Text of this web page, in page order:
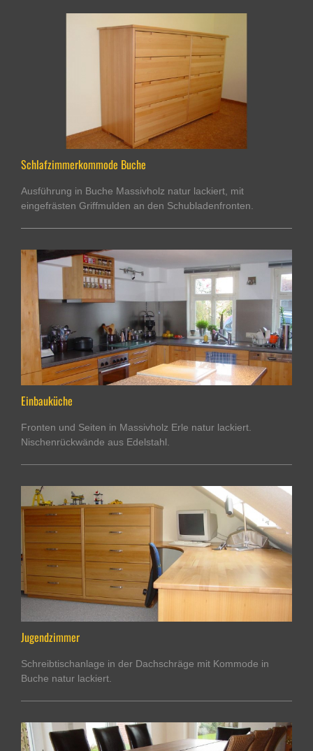
Schlafzimmerkommode Buche
Ausführung in Buche Massivholz natur lackiert, mit
eingefrästen Griffmulden an den Schubladenfronten.
Einbauküche
Fronten und Seiten in Massivholz Erle natur lackiert.
Nischenrückwände aus Edelstahl.
Jugendzimmer
Schreibtischanlage in der Dachschräge mit Kommode in
Buche natur lackiert.